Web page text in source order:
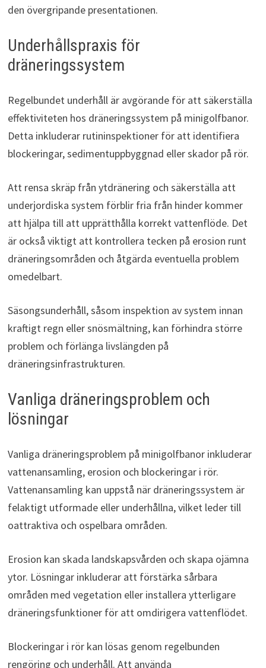
den övergripande presentationen.
Underhållspraxis för
dräneringssystem
Regelbundet underhåll är avgörande för att säkerställa
effektiviteten hos dräneringssystem på minigolfbanor.
Detta inkluderar rutininspektioner för att identifiera
blockeringar, sedimentuppbyggnad eller skador på rör.
Att rensa skräp från ytdränering och säkerställa att
underjordiska system förblir fria från hinder kommer
att hjälpa till att upprätthålla korrekt vattenflöde. Det
är också viktigt att kontrollera tecken på erosion runt
dräneringsområden och åtgärda eventuella problem
omedelbart.
Säsongsunderhåll, såsom inspektion av system innan
kraftigt regn eller snösmältning, kan förhindra större
problem och förlänga livslängden på
dräneringsinfrastrukturen.
Vanliga dräneringsproblem och
lösningar
Vanliga dräneringsproblem på minigolfbanor inkluderar
vattenansamling, erosion och blockeringar i rör.
Vattenansamling kan uppstå när dräneringssystem är
felaktigt utformade eller underhållna, vilket leder till
oattraktiva och ospelbara områden.
Erosion kan skada landskapsvården och skapa ojämna
ytor. Lösningar inkluderar att förstärka sårbara
områden med vegetation eller installera ytterligare
dräneringsfunktioner för att omdirigera vattenflödet.
Blockeringar i rör kan lösas genom regelbunden
rengöring och underhåll. Att använda